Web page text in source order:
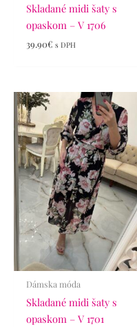
Skladané midi šaty s
opaskom – V 1706
39.90€ s DPH
Dámska móda
Skladané midi šaty s
opaskom – V 1701